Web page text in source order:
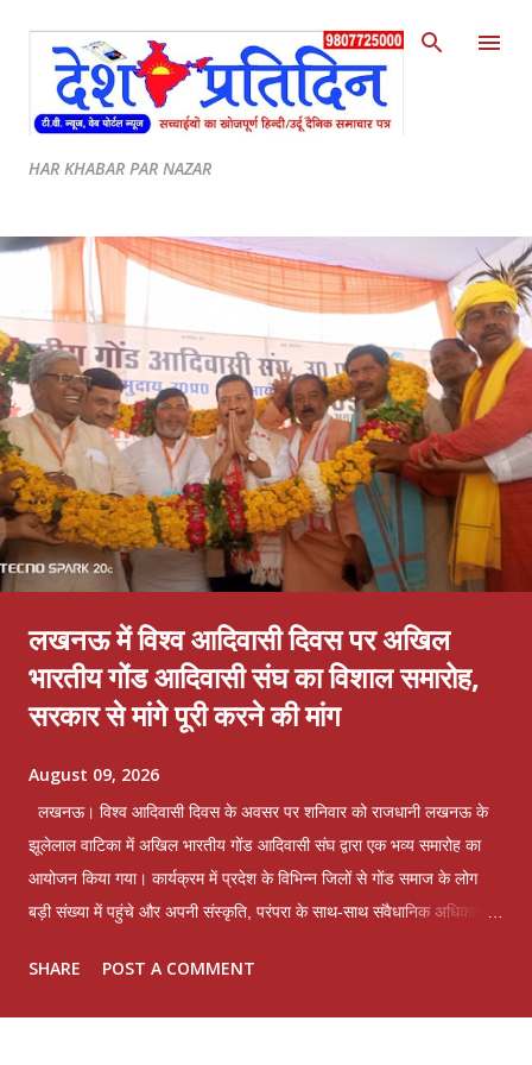
Skip to main content
HAR KHABAR PAR NAZAR
लखनऊ में विश्व आदिवासी दिवस पर अखिल
भारतीय गोंड आदिवासी संघ का विशाल समारोह,
सरकार से मांगे पूरी करने की मांग
August 09, 2026
लखनऊ। विश्व आदिवासी दिवस के अवसर पर शनिवार को राजधानी लखनऊ के
झूलेलाल वाटिका में अखिल भारतीय गोंड आदिवासी संघ द्वारा एक भव्य समारोह का
आयोजन किया गया। कार्यक्रम में प्रदेश के विभिन्न जिलों से गोंड समाज के लोग
बड़ी संख्या में पहुंचे और अपनी संस्कृति, परंपरा के साथ-साथ संवैधानिक अधिकारों
सरकार के नाम एक स्मारक पत्र तैयार कर उसे शासन को प्रेषित करने की घोषणा
SHARE POST A COMMENT